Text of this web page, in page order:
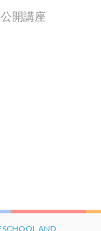
開講座
AND